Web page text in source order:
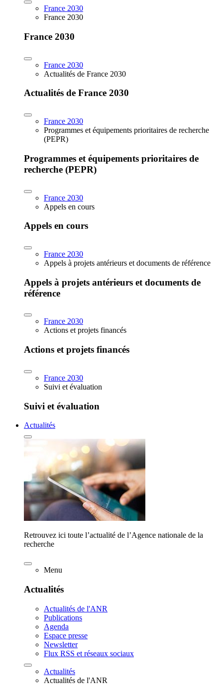
France 2030
France 2030
France 2030
France 2030
Actualités de France 2030
Actualités de France 2030
France 2030
Programmes et équipements prioritaires de recherche
(PEPR)
Programmes et équipements prioritaires de
recherche (PEPR)
France 2030
Appels en cours
Appels en cours
France 2030
Appels à projets antérieurs et documents de référence
Appels à projets antérieurs et documents de
référence
France 2030
Actions et projets financés
Actions et projets financés
France 2030
Suivi et évaluation
Suivi et évaluation
Actualités
Retrouvez ici toute l’actualité de l’Agence nationale de la
recherche
Menu
Actualités
Actualités de l'ANR
Publications
Agenda
Espace presse
Newsletter
Flux RSS et réseaux sociaux
Actualités
Actualités de l'ANR